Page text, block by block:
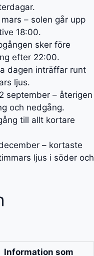
– solen går upp
18:00.
sker före
efter 22:00.
dagen inträffar runt
ljus.
september – återigen
och nedgång.
till allt kortare
– kortaste
ljus i söder och
Information som